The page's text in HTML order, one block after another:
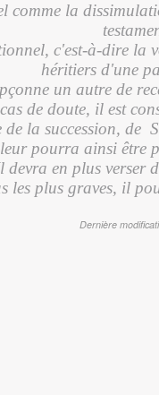
comme la
c'est-à-dire la
héritiers d'une
un autre de
de doute, il est
la succession, de
pourra ainsi être
devra en plus verser
les plus graves, il
Dernière